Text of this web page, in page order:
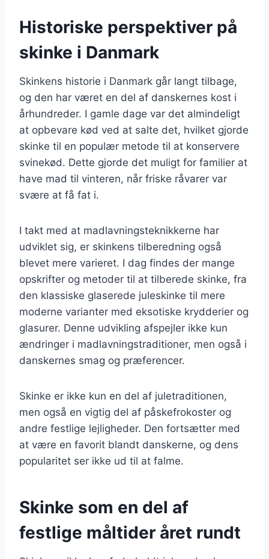
Historiske perspektiver på
skinke i Danmark
Skinkens historie i Danmark går langt tilbage,
og den har været en del af danskernes kost i
århundreder. I gamle dage var det almindeligt
at opbevare kød ved at salte det, hvilket gjorde
skinke til en populær metode til at konservere
svinekød. Dette gjorde det muligt for familier at
have mad til vinteren, når friske råvarer var
svære at få fat i.
I takt med at madlavningsteknikkerne har
udviklet sig, er skinkens tilberedning også
blevet mere varieret. I dag findes der mange
opskrifter og metoder til at tilberede skinke, fra
den klassiske glaserede juleskinke til mere
moderne varianter med eksotiske krydderier og
glasurer. Denne udvikling afspejler ikke kun
ændringer i madlavningstraditioner, men også i
danskernes smag og præferencer.
Skinke er ikke kun en del af juletraditionen,
men også en vigtig del af påskefrokoster og
andre festlige lejligheder. Den fortsætter med
at være en favorit blandt danskerne, og dens
popularitet ser ikke ud til at falme.
Skinke som en del af
festlige måltider året rundt